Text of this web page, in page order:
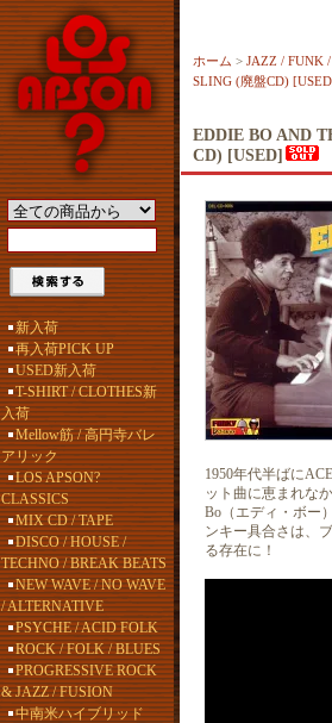
新入荷
再入荷PICK UP
USED新入荷
T-SHIRT / CLOTHES新
入荷
Mellow筋 / 高円寺バレ
アリック
LOS APSON?
CLASSICS
MIX CD / TAPE
DISCO / HOUSE /
TECHNO / BREAK BEATS
NEW WAVE / NO WAVE
/ ALTERNATIVE
PSYCHE / ACID FOLK
ROCK / FOLK / BLUES
PROGRESSIVE ROCK
& JAZZ / FUSION
中南米ハイブリッド
ホーム > JAZZ / FUNK /
SLING (廃盤CD)
EDDIE BO AND
CD) [USED]
1950年代半ばに
ット曲に恵まれな
Bo（エディ・ボー
ンキー具合さは、
る存在に！